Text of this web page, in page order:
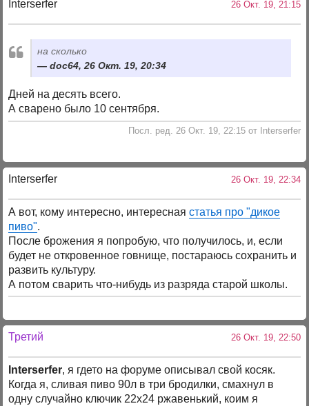
Interserfer 26 Окт. 19, 21:15
на сколько
doc64, 26 Окт. 19, 20:34
Дней на десять всего.
А сварено было 10 сентября.
Посл. ред. 26 Окт. 19, 22:15 от Interserfer
Interserfer 26 Окт. 19, 22:34
А вот, кому интересно, интереснаястатья про "дикое
пиво".
После брожения я попробую, что получилось, и, если
будет не откровенное говнище, постараюсь сохранить и
развить культуру.
А потом сварить что-нибудь из разряда старой школы.
Третий 26 Окт. 19, 22:50
Interserfer, я гдето на форуме описывал свой косяк.
Когда я, сливая пиво 90л в три бродилки, смахнул в
одну случайно ключик 22х24 ржавенький, коим я